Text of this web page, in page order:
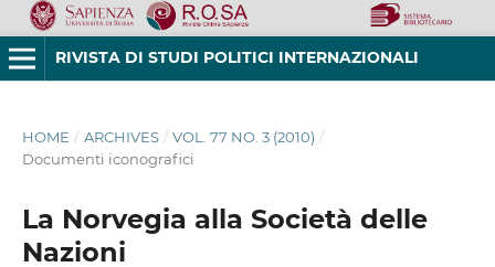
RIVISTA DI STUDI POLITICI INTERNAZIONALI
HOME / ARCHIVES / VOL. 77 NO. 3 (2010) /
Documenti iconografici
La Norvegia alla Società delle
Nazioni